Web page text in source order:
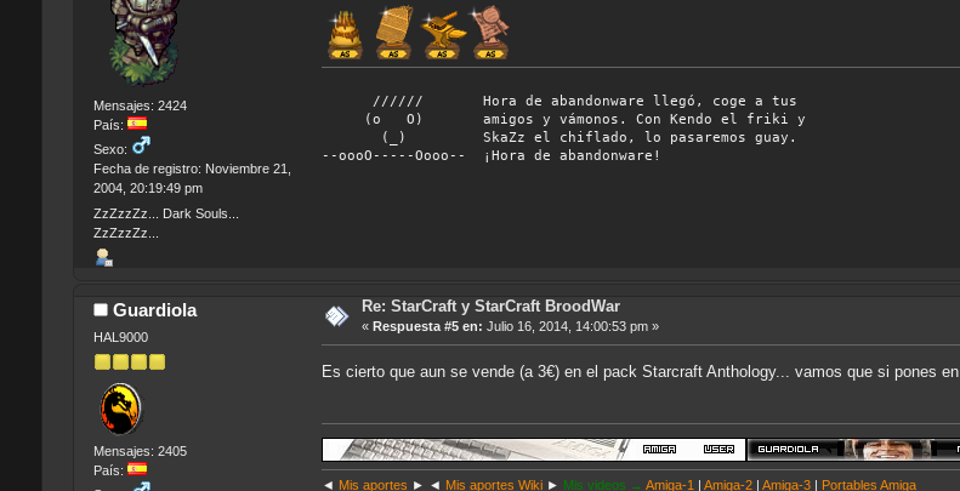
Mensajes: 2424
País:
Sexo:
Fecha de registro: Noviembre 21,
2004, 20:19:49 pm
ZzZzzZz... Dark Souls...
ZzZzzZz...
////// Hora de abandonware llegó, coge a tus
(o O) amigos y vámonos. Con Kendo el friki y
(_) SkaZz el chiflado, lo pasaremos guay.
--oooO-----Oooo-- ¡Hora de abandonware!
Guardiola
HAL9000
Mensajes: 2405
País:
Re: StarCraft y StarCraft BroodWar
« Respuesta #5 en: Julio 16, 2014, 14:00:53 pm »
Es cierto que aun se vende (a 3€) en el pack Starcraft Anthology... vamos que si pones
◄ Mis aportes ► ◄ Mis aportes Wiki ► Mis videos →Amiga-1 |Amiga-2 |Amiga-3 | Portables Amiga